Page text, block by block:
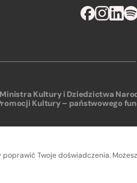
Kultury i Dziedzictwa
Kultury – państwowego
Twoje doświadczenia.